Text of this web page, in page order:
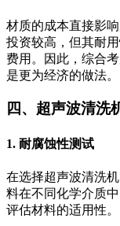
材质的成本直接影
投资较高，但其耐
费用。因此，综合
是更为经济的做法。
四、超声波清洗
1. 耐腐蚀性测试
在选择超声波清洗
料在不同化学介质
评估材料的适用性。